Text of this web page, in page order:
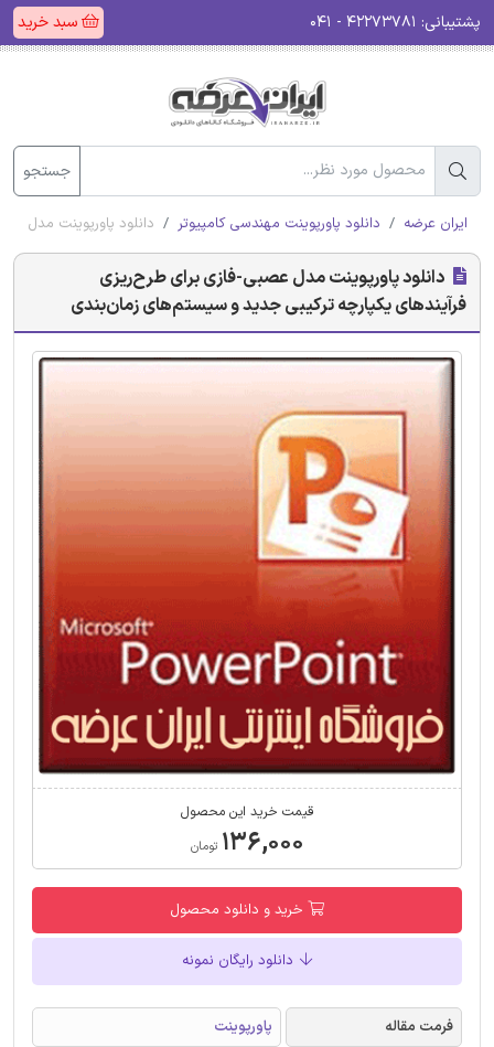
پشتیبانی: سبد خرید
جستجو
ایران عرضه دانلود پاورپوینت مهندسی کامپیوتر دانلود پاورپوینت مدل
دانلود پاورپوینت مدل عصبی-فازی برای طرح‌ریزی
فرآیندهای یکپارچه ترکیبی جدید و سیستم‌های زمان‌بندی
قیمت خرید این محصول
۱۳۶,۰۰۰ تومان
خرید و دانلود محصول
دانلود رایگان نمونه
فرمت مقاله
پاورپوینت